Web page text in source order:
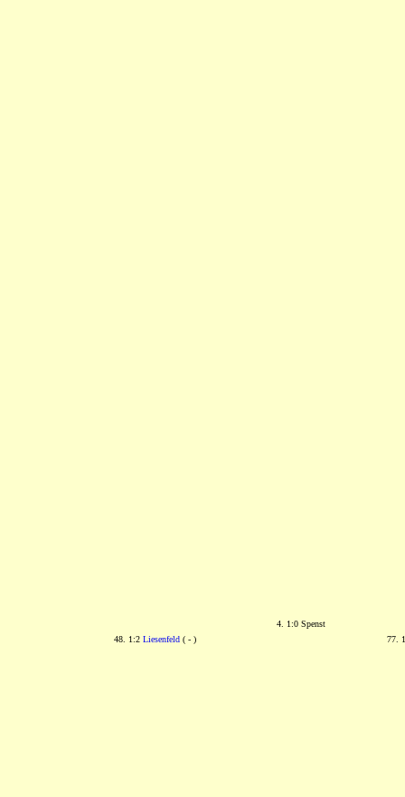
4. 1:0 Spenst
48. 1:2 Liesenfeld( - ) 77.